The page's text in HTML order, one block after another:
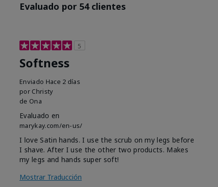
Evaluado por 54 clientes
5
Softness
Enviado Hace 2 días
por Christy
de Ona
Evaluado en
marykay.com/en-us/
I love Satin hands. I use the scrub on my legs before
I shave. After I use the other two products. Makes
my legs and hands super soft!
Mostrar Traducción